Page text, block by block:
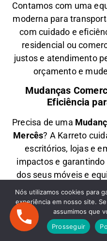
Contamos com uma
moderna para
comcuidado e
residencial ou
justos e atendimento
orçamento e
Mudanças
Eficiência
Precisa de uma M
Mercês? A Karreto
escritórios, lojas e
impactos e garantindo
dos seus móveis e
treinada e
empresavolta a
Fretes em Vila
Nós utilizamos cookies para
experiência em nosso site.
assumimos que
Prosseguir